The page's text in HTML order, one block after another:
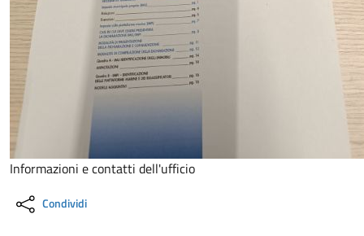
Informazioni e contatti dell'ufficio
Condividi